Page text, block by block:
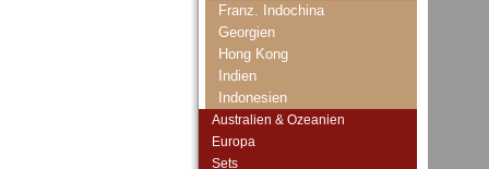
Franz. Indochina
Georgien
Hong Kong
Indien
Indonesien
Irak
Iran
Iranisch Aserbaidschan
Australien & Ozeanien
Europa
Sets